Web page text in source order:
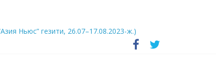
Ньюс” гезити, 26.07–17.08.2023-ж.)